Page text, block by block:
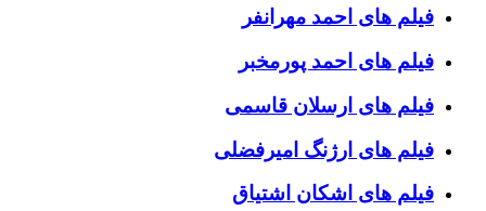
فیلم های احمد مهرانفر
فیلم های احمد پورمخبر
فیلم های ارسلان قاسمی
فیلم های ارژنگ امیرفضلی
فیلم های اشکان اشتیاق